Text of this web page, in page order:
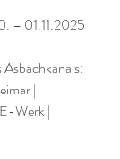
– 01.11.2025
|
Werk |